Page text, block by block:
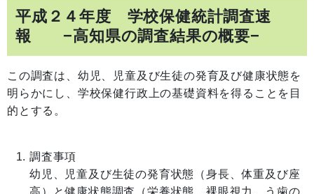
平成２４年度 学校保健統計調査速
報 −高知県の調査結果の概要−
この調査は、幼児、児童及び生徒の発育及び健康状態を
明らかにし、学校保健行政上の基礎資料を得ることを目
的とする。
調査事項
幼児、児童及び生徒の発育状態（身長、体重及び座
高）と健康状態調査（栄養状態、裸眼視力、う歯の